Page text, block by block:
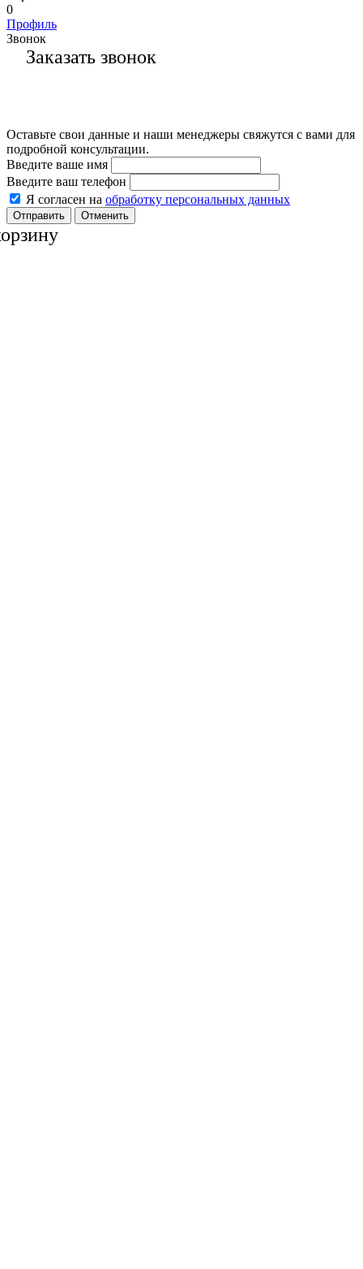
0
Профиль
Звонок
Заказать звонок
Оставьте свои данные и наши менеджеры свяжутся с вами для
подробной консультации.
Введите ваше имя
Введите ваш телефон
Я согласен на обработку персональных данных
Отменить